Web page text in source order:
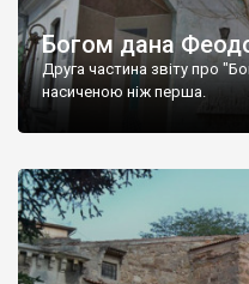
Богом дана
Друга частина звіту про
насиченою ніж перша.